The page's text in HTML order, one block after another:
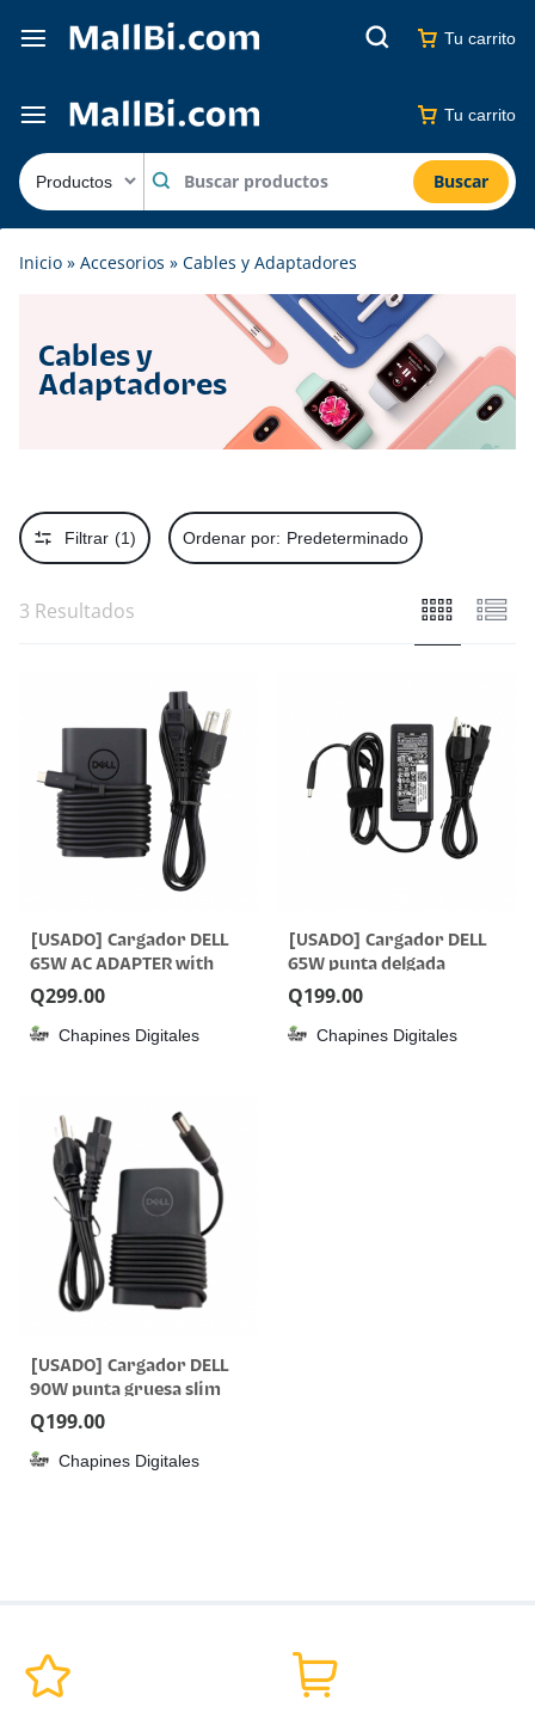
Tu carrito
Buscar
Tu carrito
Inicio » Accesorios » Cables y Adaptadores
Cables y
Adaptadores
Filtrar (1) Ordenar por: Predeterminado
3 Resultados
[USADO] Cargador DELL
65W AC ADAPTER with
USB C
Q299.00
Chapines Digitales
[USADO] Cargador DELL
65W punta delgada
Q199.00
Chapines Digitales
[USADO] Cargador DELL
90W punta gruesa slim
Q199.00
Chapines Digitales